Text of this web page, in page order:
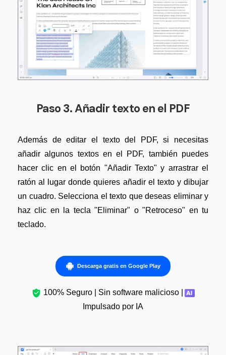
Paso 3. Añadir texto en el PDF
Además de editar el texto del PDF, si necesitas
añadir algunos textos en el PDF, también puedes
hacer clic en el botón "Añadir Texto" y arrastrar el
ratón al lugar donde quieres añadir el texto y dibujar
un cuadro. Selecciona el texto que deseas eliminar y
haz clic en la tecla "Eliminar" o "Retroceso" en tu
teclado.
Descarga gratis en Google Play
100% Seguro | Sin software malicioso |
Impulsado por IA